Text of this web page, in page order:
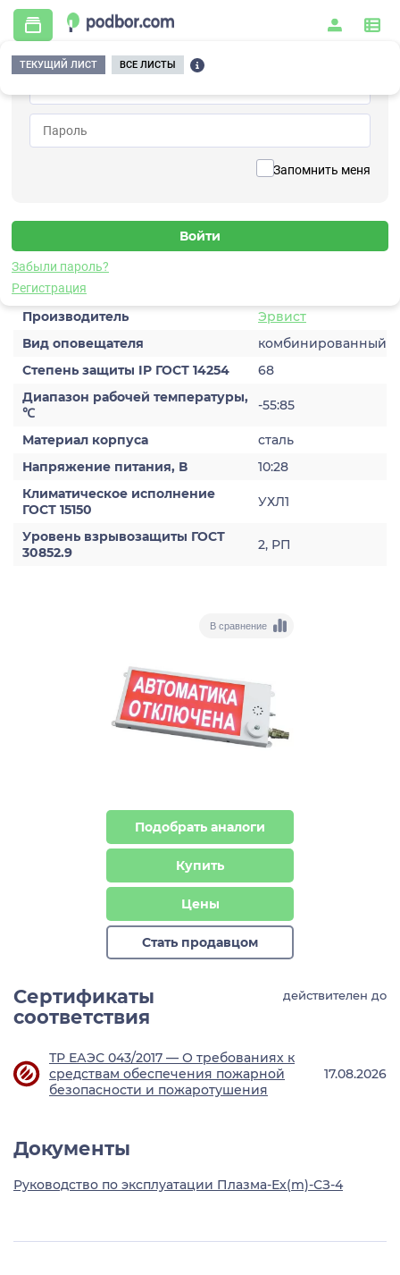
Запомнить меня
Забыли пароль?
Регистрация
ТЕКУЩИЙ ЛИСТ ВСЕ ЛИСТЫ
Главная / Охранно-пожарная сигнализация / Оповещатели охранно-пожарные
Комбинированные / Плазма-Ех(m)-СЗ-4
Оповещатель комбинированный
Характеристики
Производитель
Эрвист
Вид оповещателя
комбинированный
Степень защиты IP ГОСТ 14254
68
Диапазон рабочей температуры,
℃
-55:85
Материал корпуса
сталь
Напряжение питания, В
10:28
Климатическое исполнение
ГОСТ 15150
УХЛ1
Уровень взрывозащиты ГОСТ
30852.9
2, РП
В сравнение
Подобрать аналоги
Купить
Цены
Стать продавцом
Сертификаты
соответствия
действителен до
ТР ЕАЭС 043/2017 — О требованиях к
средствам обеспечения пожарной
безопасности и пожаротушения
17.08.2026
Документы
Руководство по эксплуатации Плазма-Ех(m)-СЗ-4